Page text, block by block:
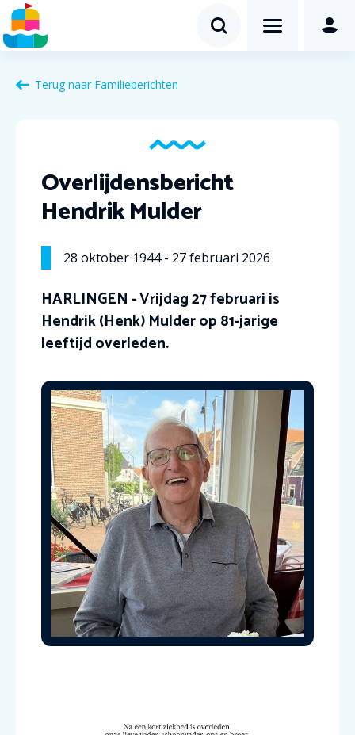
Terug naar Familieberichten
Overlijdensbericht
Hendrik Mulder
28 oktober 1944- 27februari 2026
HARLINGEN - Vrijdag 27 februari is
Hendrik (Henk) Mulder op 81-jarige
leeftijd overleden.